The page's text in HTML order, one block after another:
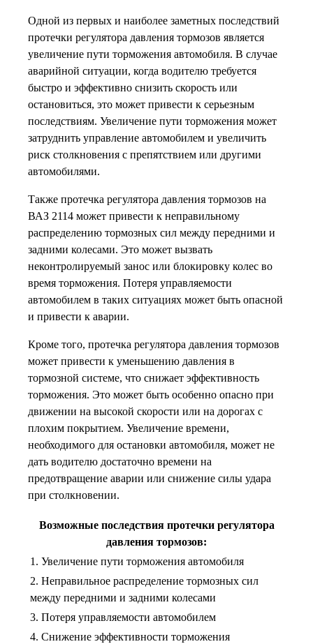
Одной из первых и наиболее заметных последствий
протечки регулятора давления тормозов является
увеличение пути торможения автомобиля. В случае
аварийной ситуации, когда водителю требуется
быстро и эффективно снизить скорость или
остановиться, это может привести к серьезным
последствиям. Увеличение пути торможения может
затруднить управление автомобилем и увеличить
риск столкновения с препятствием или другими
автомобилями.
Также протечка регулятора давления тормозов на
ВАЗ 2114 может привести к неправильному
распределению тормозных сил между передними и
задними колесами. Это может вызвать
неконтролируемый занос или блокировку колес во
время торможения. Потеря управляемости
автомобилем в таких ситуациях может быть опасной
и привести к аварии.
Кроме того, протечка регулятора давления тормозов
может привести к уменьшению давления в
тормозной системе, что снижает эффективность
торможения. Это может быть особенно опасно при
движении на высокой скорости или на дорогах с
плохим покрытием. Увеличение времени,
необходимого для остановки автомобиля, может не
дать водителю достаточно времени на
предотвращение аварии или снижение силы удара
при столкновении.
Возможные последствия протечки регулятора
давления тормозов:
1. Увеличение пути торможения автомобиля
2. Неправильное распределение тормозных сил
между передними и задними колесами
3. Потеря управляемости автомобилем
4. Снижение эффективности торможения